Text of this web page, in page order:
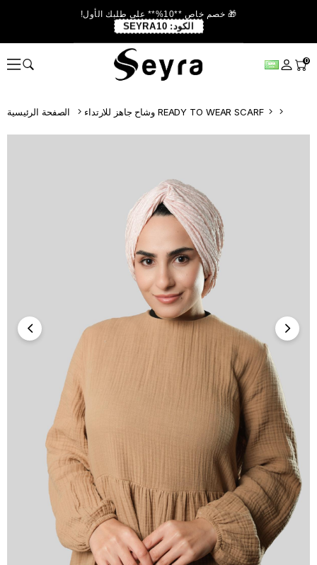
🎁 خصم خاص **10%** على طلبك الأول!
الكود: SEYRA10
0
وشاح جاهز للارتداء READY TO WEAR SCARF